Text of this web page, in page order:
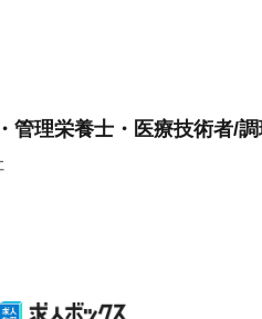
管理栄養士・医療技術者/